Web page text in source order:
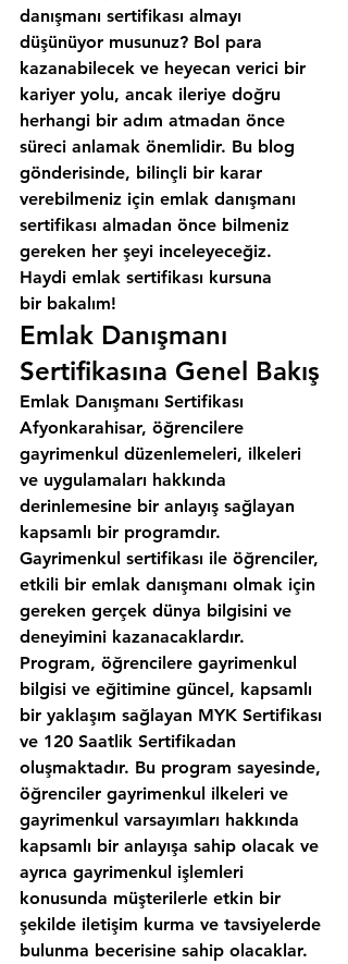
danışmanı sertifikası almayı
düşünüyor musunuz? Bol para
kazanabilecek ve heyecan verici bir
kariyer yolu, ancak ileriye doğru
herhangi bir adım atmadan önce
süreci anlamak önemlidir. Bu blog
gönderisinde, bilinçli bir karar
verebilmeniz için emlak danışmanı
sertifikası almadan önce bilmeniz
gereken her şeyi inceleyeceğiz.
Haydi emlak sertifikası kursuna
bir bakalım!
Emlak Danışmanı
Sertifikasına Genel Bakış
Emlak Danışmanı Sertifikası
Afyonkarahisar, öğrencilere
gayrimenkul düzenlemeleri, ilkeleri
ve uygulamaları hakkında
derinlemesine bir anlayış sağlayan
kapsamlı bir programdır.
Gayrimenkul sertifikası ile öğrenciler,
etkili bir emlak danışmanı olmak için
gereken gerçek dünya bilgisini ve
deneyimini kazanacaklardır.
Program, öğrencilere gayrimenkul
bilgisi ve eğitimine güncel, kapsamlı
bir yaklaşım sağlayan MYK Sertifikası
ve 120 Saatlik Sertifikadan
oluşmaktadır. Bu program sayesinde,
öğrenciler gayrimenkul ilkeleri ve
gayrimenkul varsayımları hakkında
kapsamlı bir anlayışa sahip olacak ve
ayrıca gayrimenkul işlemleri
konusunda müşterilerle etkin bir
şekilde iletişim kurma ve tavsiyelerde
bulunma becerisine sahip olacaklar.